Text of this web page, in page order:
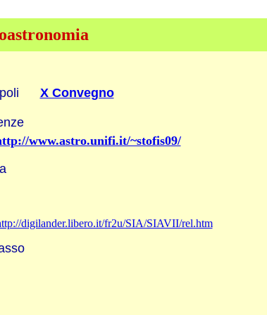
X Convegno
www.astro.unifi.it/~stofis09/
digilander.libero.it/fr2u/SIA/SIAVII/rel.htm